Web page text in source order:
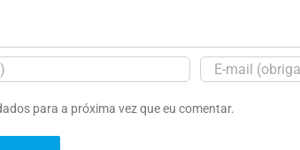
para a próxima vez que eu comentar.